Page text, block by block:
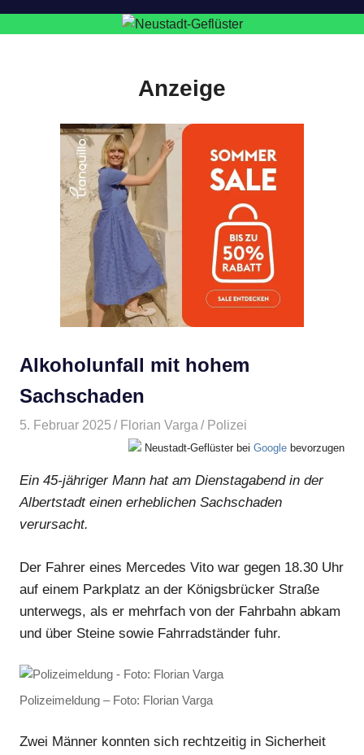
Anzeige
Alkoholunfall mit hohem
Sachschaden
5. Februar 2025 Florian Varga Polizei
Neustadt-Geflüster bei Google bevorzugen
Ein 45-jähriger Mann hat am Dienstagabend in der
Albertstadt einen erheblichen Sachschaden
verursacht.
Der Fahrer eines Mercedes Vito war gegen 18.30 Uhr
auf einem Parkplatz an der Königsbrücker Straße
unterwegs, als er mehrfach von der Fahrbahn abkam
und über Steine sowie Fahrradständer fuhr.
Polizeimeldung – Foto: Florian Varga
Zwei Männer konnten sich rechtzeitig in Sicherheit